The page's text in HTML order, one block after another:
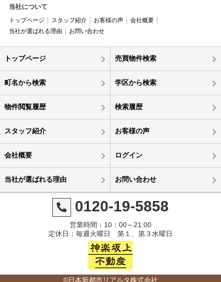
当社について
トップページ スタッフ紹介 お客様の声
会社概要
当社が選ばれる理由
お問い合わせ
トップページ 売買物件検索
町名から検索 学区から検索
物件閲覧履歴 検索履歴
スタッフ紹介 お客様の声
会社概要 ログイン
当社が選ばれる理由 お問い合わせ
0120-19-5858
営業時間：10：00～21:00
定休日：毎週火曜日 第１、第３水曜日
©日本新都市リアルタ株式会社